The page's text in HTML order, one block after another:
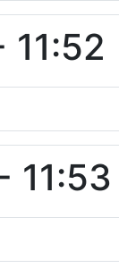
11:52
11:53